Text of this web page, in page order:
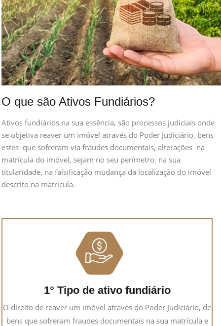
O que são Ativos Fundiários?
Ativos fundiários na sua essência, são processos judiciais onde
se objetiva reaver um imóvel através do Poder Judiciário, bens
estes que sofreram via fraudes documentais, alterações na
matrícula do imóvel, sejam no seu perímetro, na sua
titularidade, na falsificação mudança da localização do imóvel
descrito na matricula.
1° Tipo de ativo fundiário
O direito de reaver um imóvel através do Poder Judiciário, de
bens que sofreram fraudes documentais na sua matrícula e